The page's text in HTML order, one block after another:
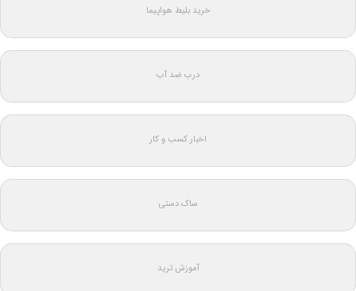
خرید بلیط هواپیما
درب ضد آب
اخبار کسب و کار
ساک دستی
آموزش ترید